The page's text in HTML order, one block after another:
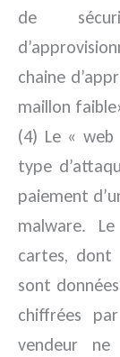
de
chaine
maillon
(4) Le «
type
paiement
malware.
cartes, dont
sont
chiffrées
vendeur